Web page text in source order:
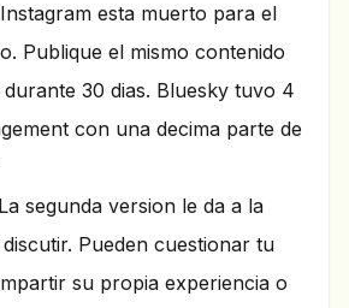
esta muerto para el
Publique el mismo contenido
30 dias. Bluesky tuvo 4
con una decima parte de
segunda version le da a la
Pueden cuestionar tu
su propia experiencia o